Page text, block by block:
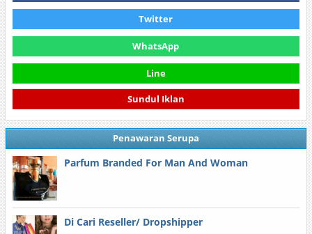
Twitter
WhatsApp
Line
Sundul Iklan
Penawaran Serupa
Parfum Branded For Man And Woman
Di Cari Reseller/ Dropshipper